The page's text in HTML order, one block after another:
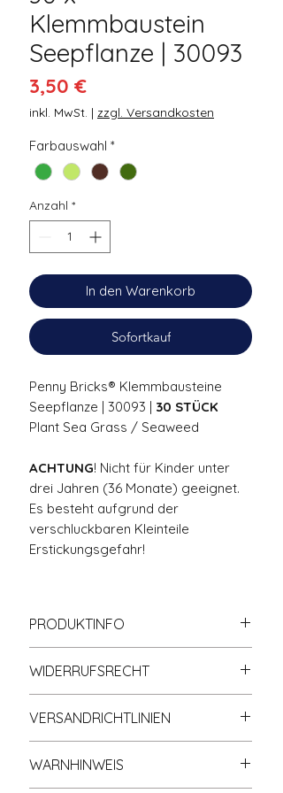
Klemmbaustein
Seepflanze | 30093
3,50 €Preis
inkl. MwSt. | zzgl. Versandkosten
Farbauswahl *
Anzahl *
In den Warenkorb
Sofortkauf
Penny Bricks® Klemmbausteine
Seepflanze | 30093 | 30 STÜCK
Plant Sea Grass / Seaweed
ACHTUNG! Nicht für Kinder unter
drei Jahren (36 Monate) geeignet.
Es besteht aufgrund der
verschluckbaren Kleinteile
Erstickungsgefahr!
PRODUKTINFO
anderen bekannten
Klemmbausteinmarken.
Hohe Qualität; Hohe Klemmkraft;
abgezählt und verpackt.
WIDERRUFSRECHT
finden Sie in der gleichnamigen
Rubrik Widerrufsrecht (s.Shop-
Richtlinien).
VERSANDRICHTLINIEN
Zahlungseingang. Die
Bearbeitungszeit der Bestellung
WARNHINWEIS